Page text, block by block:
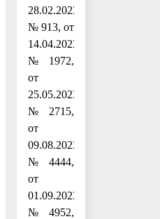
28.02.2023
№ 913, от
14.04.2023
№ 1972,
от
25.05.2023
№ 2715,
от
09.08.2023
№ 4444,
от
01.09.2023
№ 4952,